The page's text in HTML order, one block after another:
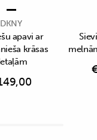
DKNY
apavi ar
krāsas